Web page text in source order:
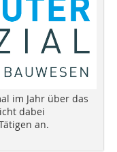
im Jahr über das
dabei
an.